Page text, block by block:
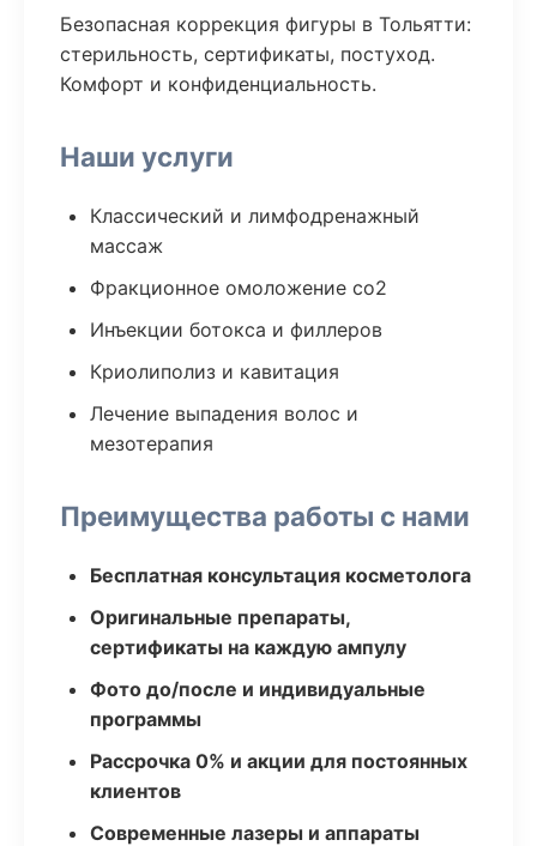
Безопасная коррекция фигуры в Тольятти:
стерильность, сертификаты, постуход.
Комфорт и конфиденциальность.
Наши услуги
Классический и лимфодренажный
массаж
Фракционное омоложение co2
Инъекции ботокса и филлеров
Криолиполиз и кавитация
Лечение выпадения волос и
мезотерапия
Преимущества работы с нами
Бесплатная консультация косметолога
Оригинальные препараты,
сертификаты на каждую ампулу
Фото до/после и индивидуальные
программы
Рассрочка 0% и акции для постоянных
клиентов
Современные лазеры и аппараты